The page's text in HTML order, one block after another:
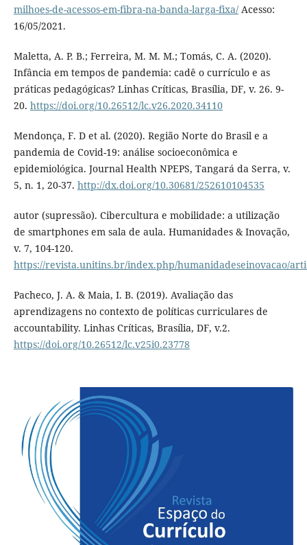
milhoes-de-acessos-em-fibra-na-banda-larga-fixa/Acesso:
16/05/2021.
Maletta, A. P. B.; Ferreira, M. M. M.; Tomás, C. A. (2020).
Infância em tempos de pandemia: cadê o currículo e as
práticas pedagógicas? Linhas Críticas, Brasília, DF, v. 26. 9-
20. https://doi.org/10.26512/lc.v26.2020.34110
Mendonça, F. D et al. (2020). Região Norte do Brasil e a
pandemia de Covid-19: análise socioeconômica e
epidemiológica. Journal Health NPEPS, Tangará da Serra, v.
5, n. 1, 20-37. http://dx.doi.org/10.30681/252610104535
autor (supressão). Cibercultura e mobilidade: a utilização
de smartphones em sala de aula. Humanidades & Inovação,
v. 7, 104-120.
https://revista.unitins.br/index.php/humanidadeseinovacao/
Pacheco, J. A. & Maia, I. B. (2019). Avaliação das
aprendizagens no contexto de políticas curriculares de
accountability. Linhas Críticas, Brasília, DF, v.2.
https://doi.org/10.26512/lc.v25i0.23778